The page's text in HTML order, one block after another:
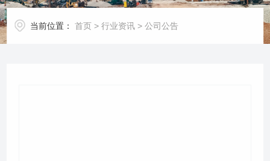
项目案例
当前位置： 首页 >行业资讯 >公司公告